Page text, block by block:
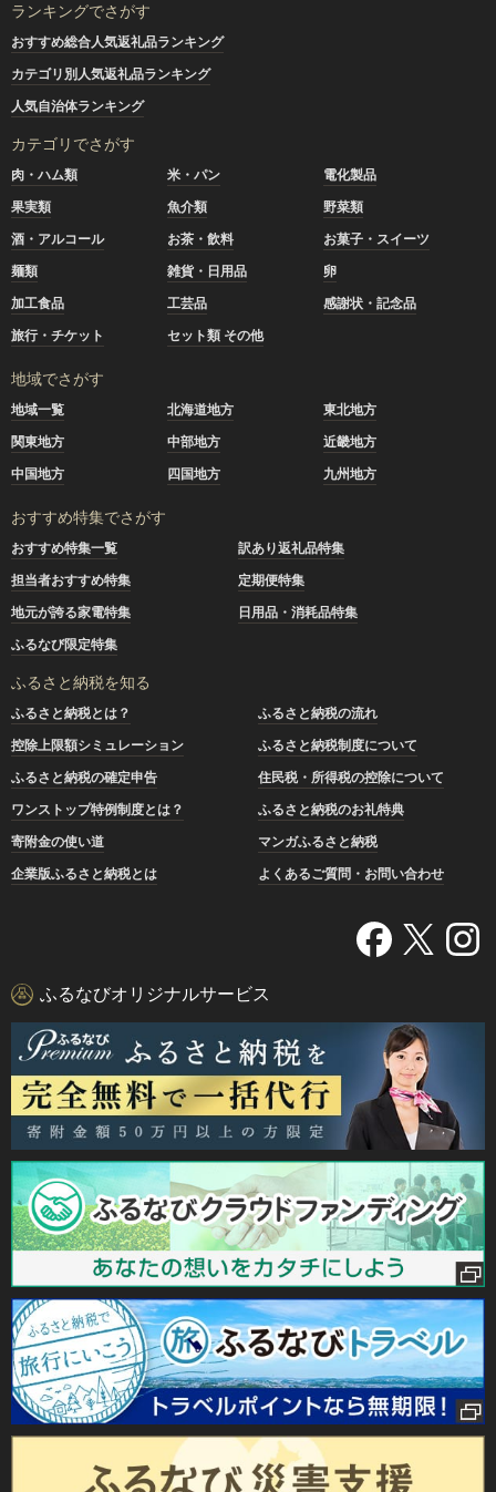
ランキングでさがす
おすすめ総合人気返礼品ランキング
カテゴリ別人気返礼品ランキング
人気自治体ランキング
カテゴリでさがす
肉・ハム類 米・パン
電化製品
果実類
魚介類
野菜類
酒・アルコール
お茶・飲料
お菓子・スイーツ
麺類
雑貨・日用品
卵
加工食品
工芸品
感謝状・記念品
旅行・チケット
セット類 その他
地域でさがす
地域一覧 北海道地方
東北地方
関東地方
中部地方
近畿地方
中国地方
四国地方 九州地方
おすすめ特集でさがす
おすすめ特集一覧
訳あり返礼品特集
担当者おすすめ特集
定期便特集
地元が誇る家電特集
日用品・消耗品特集
ふるなび限定特集
ふるさと納税を知る
ふるさと納税とは？
ふるさと納税の流れ
控除上限額シミュレーション
ふるさと納税制度について
ふるさと納税の確定申告
住民税・所得税の控除について
ワンストップ特例制度とは？
ふるさと納税のお礼特典
寄附金の使い道
マンガふるさと納税
企業版ふるさと納税とは
よくあるご質問・お問い合わせ
ふるなびオリジナルサービス